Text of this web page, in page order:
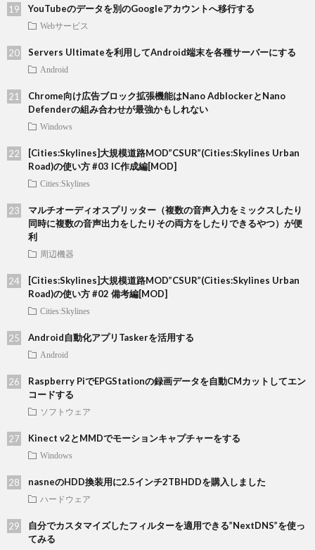
YouTubeのデータを別のGoogleアカウントへ移行する
Webサービス
Servers Ultimateを利用してAndroid端末を各種サーバーにする
Android
Chrome向け広告ブロック拡張機能はNano AdblockerとNano
Defenderの組み合わせが最強かもしれない
Windows
[Cities:Skylines]大規模道路MOD”CSUR”(Cities:Skylines Urban
Road)の使い方 #03 IC作成編[MOD]
Cities:Skylines
マルチオーディオスプリッター（複数の音声入力をミックスしたり
同時に複数の音声出力をしたりその両方をしたりできるやつ）が便
利
周辺機器
[Cities:Skylines]大規模道路MOD”CSUR”(Cities:Skylines Urban
Road)の使い方 #02 備考編[MOD]
Cities:Skylines
Android自動化アプリTaskerを活用する
Android
Raspberry PiでEPGStationの録画データを自動CMカットしてエン
コードする
ソフトウェア
Kinect v2とMMDでモーションキャプチャーをする
Windows
nasneのHDD換装用に2.5インチ2TBHDDを購入しました
ハードウェア
自分でカスタマイズしたフィルターを適用できる”NextDNS”を使っ
てみる